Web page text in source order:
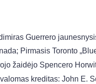
Pirmasis Toronto
žaidėjo Spencero
kreditas: John E.